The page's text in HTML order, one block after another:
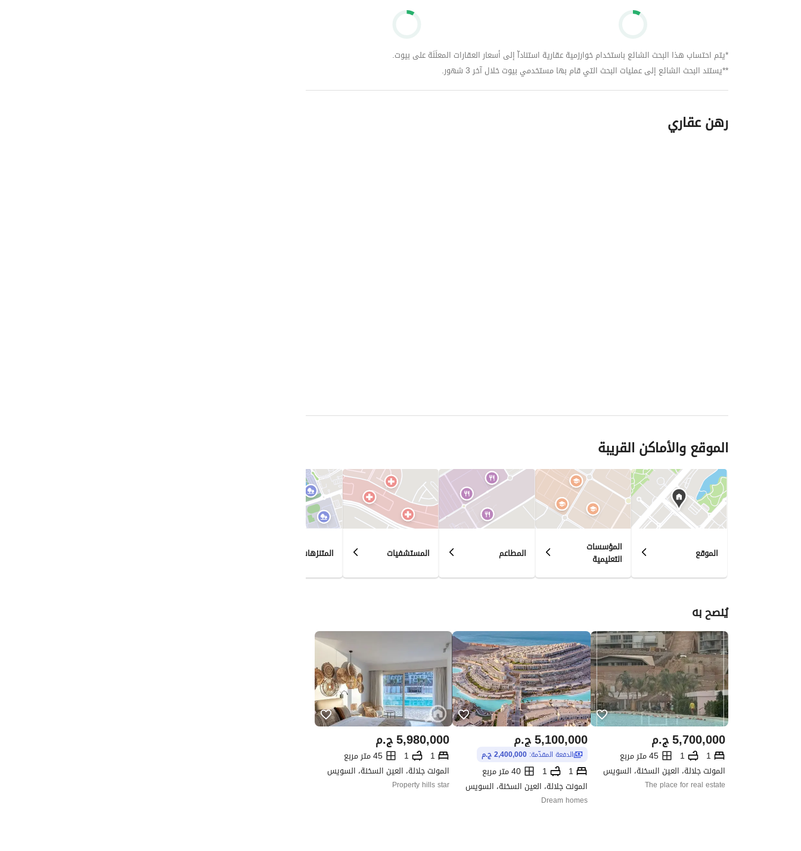
*يتم احتساب هذا البحث الشائع باستخدام خوارزمية عقارية استناداّ إلى أسعار العقارات المعلَنَة على بيوت.
**يستند البحث الشائع إلى عمليات البحث التي قام بها مستخدمي بيوت خلال آخر 3 شهور.
رهن عقاري
الموقع والأماكن القريبة
الموقع المؤسسات
التعليمية المطاعم المستشفيات المتنزهات
يُنصح به
ج.م5,700,000
1
1
45 متر مربع
المونت جلالة، العين السخنة، السويس
The place for real estate
ج.م5,100,000
الدفعة المقدّمة:2,400,000 ج.م
1
1
40 متر مربع
المونت جلالة، العين السخنة، السويس
Dream homes
ج.م5,980,000
1
1
45 متر مربع
المونت جلالة، العين السخنة، السويس
Property hills star